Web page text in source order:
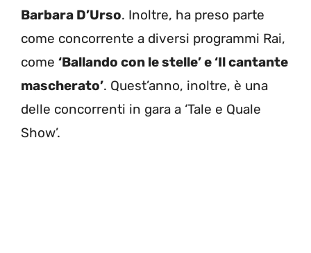
Barbara D’Urso. Inoltre, ha preso parte
come concorrente a diversi programmi Rai,
come ‘Ballando con le stelle’ e ‘Il cantante
mascherato’. Quest’anno, inoltre, è una
delle concorrenti in gara a ‘Tale e Quale
Show’.